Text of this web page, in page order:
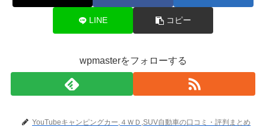
LINE コピー
wpmasterをフォローする
YouTubeキャンピングカー,４ＷＤ,SUV自動車の口コミ・評判まとめ